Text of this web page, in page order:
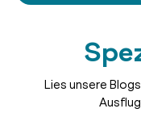
Lies unsere